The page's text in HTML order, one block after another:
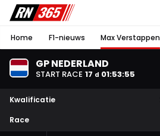
Home F1-nieuws Max Verstappen
GP NEDERLAND
START RACE 17 d 01:53:55
Kwalificatie
Race